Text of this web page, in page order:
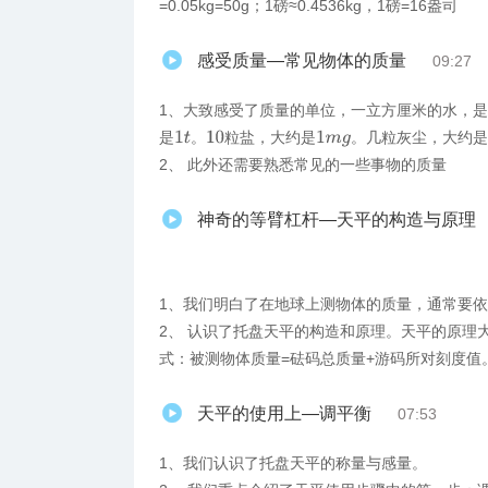
=0.05kg=50g；1磅≈0.4536kg，1磅=16盎司
感受质量—常见物体的质量 09:27
1、​大致感受了质量的单位，一立方厘米的水，是
是1t。 10粒盐，大约是1mg 。几粒灰尘，大约是
2、 此外还需要熟悉常见的一些事物的质量
神奇的等臂杠杆—天平的构造与原理
1、我们明白了在地球上测物体的质量，通常要
2、 认识了托盘天平的构造和原理。天平的原理
式：被测物体质量=砝码总质量+游码所对刻度值
天平的使用上—调平衡 07:53
1、​我们认识了托盘天平的称量与感量。